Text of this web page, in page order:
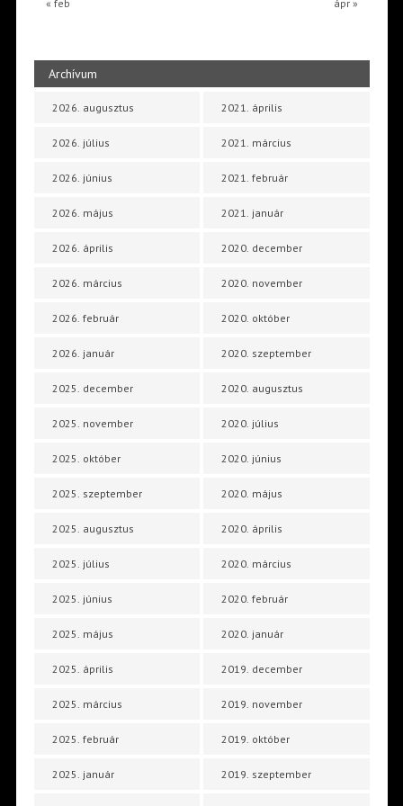
« feb ápr »
Archívum
2026. augusztus
2026. július
2026. június
2026. május
2026. április
2026. március
2026. február
2026. január
2025. december
2025. november
2025. október
2025. szeptember
2025. augusztus
2025. július
2025. június
2025. május
2025. április
2025. március
2025. február
2025. január
2021. április
2021. március
2021. február
2021. január
2020. december
2020. november
2020. október
2020. szeptember
2020. augusztus
2020. július
2020. június
2020. május
2020. április
2020. március
2020. február
2020. január
2019. december
2019. november
2019. október
2019. szeptember